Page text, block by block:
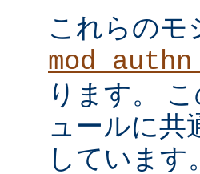
これらのモ
ります。
ュールに共
しています。